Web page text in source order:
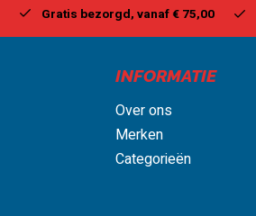
Gratis bezorgd, vanaf € 75,00
INFORMATIE
Over ons
Merken
Categorieën